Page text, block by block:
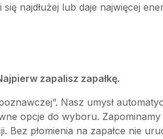
najdłużej lub daje najwięcej
zapalisz zapałkę.
Nasz umysł
opcje do wyboru.
płomienia na zapałce nie